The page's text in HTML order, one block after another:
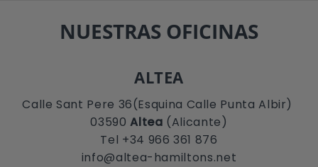
NUESTRAS OFICINAS
ALTEA
Calle Sant Pere 36(Esquina Calle Punta Albir)
03590Altea (Alicante)
Tel +34 966 361 876
info@altea-hamiltons.net